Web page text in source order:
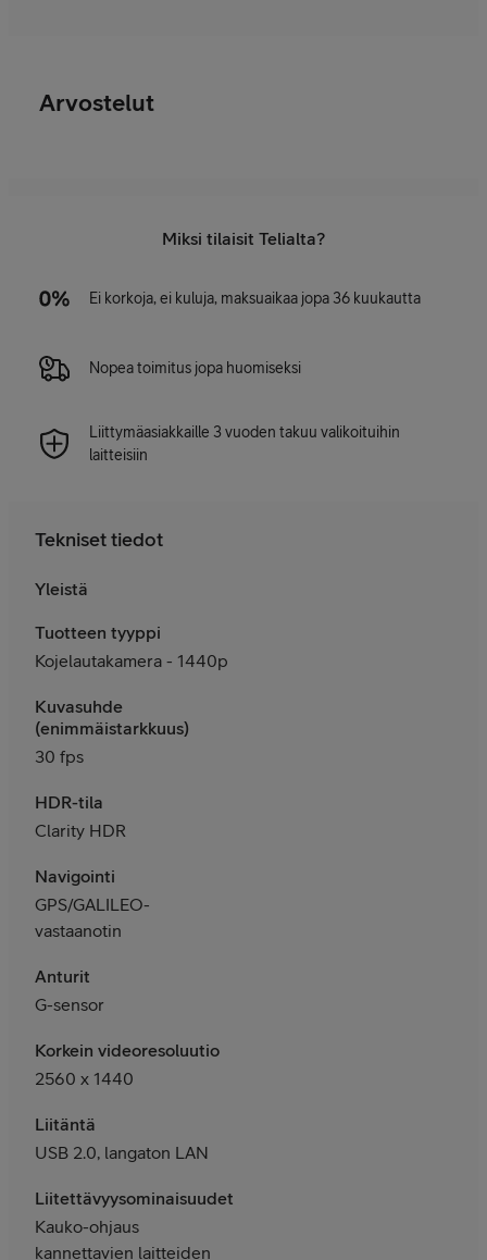
Arvostelut
Miksi tilaisit Telialta?
Ei korkoja, ei kuluja, maksuaikaa jopa 36 kuukautta
Nopea toimitus jopa huomiseksi
Liittymäasiakkaille 3 vuoden takuu valikoituihin
laitteisiin
Tekniset tiedot
Yleistä
Tuotteen tyyppi
Kojelautakamera - 1440p
Kuvasuhde
(enimmäistarkkuus)
30 fps
HDR-tila
Clarity HDR
Navigointi
GPS/GALILEO-
vastaanotin
Anturit
G-sensor
Korkein videoresoluutio
2560 x 1440
Liitäntä
USB 2.0, langaton LAN
Liitettävyysominaisuudet
Kauko-ohjaus
kannettavien laitteiden